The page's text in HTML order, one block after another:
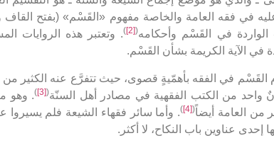
في فقه العامة والخاصة مفهوم «القَسْم» (بفتح
الواردة في القَسْم وأحكامه(
[2]
). وتعتبر هذه الروايات
في الآية الكريمة بشأن القَسْم.
في الفقه بأهمّيةٍ قصوى، حيث تتفرَّع عنه الكثير من
واحد من الكتب الفقهية في مصادر أهل السنّة(
[3]
). وهو
من العامة أيضاً(
[4]
). وأما سائر فقهاء الشيعة فلم يسيروا
إحدى عناوين باب النكاح، لا أكثر.